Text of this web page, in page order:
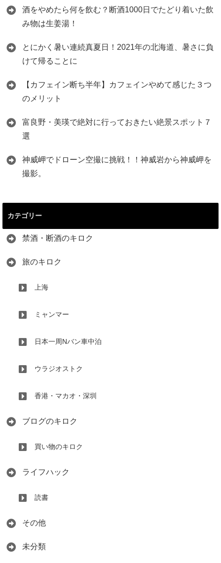
酒をやめたら何を飲む？断酒1000日でたどり着いた飲
み物は生姜湯！
とにかく暑い連続真夏日！2021年の北海道、暑さに負
けて帰ることに
【カフェイン断ち半年】カフェインやめて感じた３つ
のメリット
富良野・美瑛で絶対に行っておきたい絶景スポット７
選
神威岬でドローン空撮に挑戦！！神威岩から神威岬を
撮影。
カテゴリー
禁酒・断酒のキロク
旅のキロク
上海
ミャンマー
日本一周Nバン車中泊
ウラジオストク
香港・マカオ・深圳
ブログのキロク
買い物のキロク
ライフハック
読書
その他
未分類